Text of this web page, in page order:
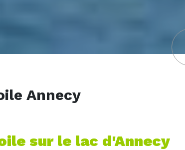
Annecy
sur le lac d'Annecy